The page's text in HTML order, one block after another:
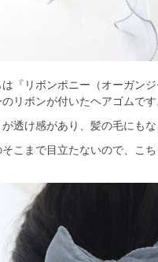
『リボンポニー（オーガンジ
リボンが付いたヘアゴムです
透け感があり、髪の毛にもな
こまで目立たないので、こ